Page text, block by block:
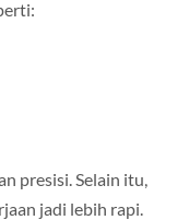
presisi. Selain itu,
jadi lebih rapi.